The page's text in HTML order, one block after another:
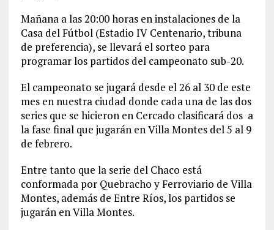
Mañana a las 20:00 horas en instalaciones de la
Casa del Fútbol (Estadio IV Centenario, tribuna
de preferencia), se llevará el sorteo para
programar los partidos del campeonato sub-20.
El campeonato se jugará desde el 26 al 30 de este
mes en nuestra ciudad donde cada una de las dos
series que se hicieron en Cercado clasificará dos a
la fase final que jugarán en Villa Montes del 5 al 9
de febrero.
Entre tanto que la serie del Chaco está
conformada por Quebracho y Ferroviario de Villa
Montes, además de Entre Ríos, los partidos se
jugarán en Villa Montes.